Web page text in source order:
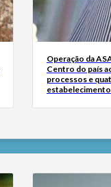
Operação da
Centro do país
processos e